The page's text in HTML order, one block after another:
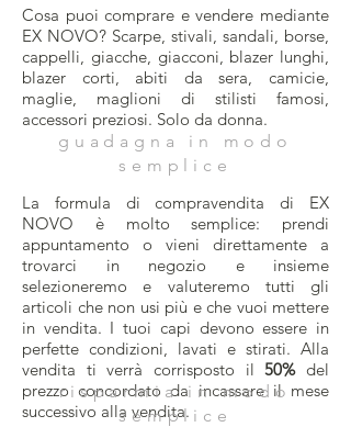
Cosa puoi comprare e vendere mediante
EX NOVO? Scarpe, stivali, sandali, borse,
cappelli, giacche, giacconi, blazer lunghi,
blazer corti, abiti da sera, camicie,
maglie, maglioni di stilisti famosi,
accessori preziosi. Solo da donna.
La formula di compravendita di EX
NOVO è molto semplice: prendi
appuntamento o vieni direttamente a
trovarci in negozio e insieme
selezioneremo e valuteremo tutti gli
articoli che non usi più e che vuoi mettere
in vendita. I tuoi capi devono essere in
perfette condizioni, lavati e stirati. Alla
vendita ti verrà corrisposto il50%del
prezzo concordato da incassare il mese
successivo alla vendita.
guadagna in modo
semplice
risparmia in modo
semplice